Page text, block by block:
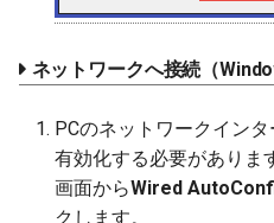
ネットワークへ接続（
PCのネットワークイン
有効化する必要がありま
画面からWired
クします。